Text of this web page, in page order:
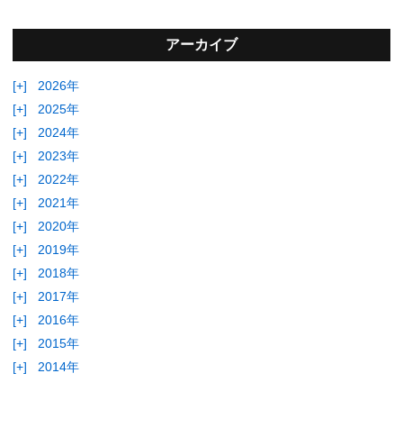
アーカイブ
[+]
2026年
[+]
2025年
[+]
2024年
[+]
2023年
[+]
2022年
[+]
2021年
[+]
2020年
[+]
2019年
[+]
2018年
[+]
2017年
[+]
2016年
[+]
2015年
[+]
2014年